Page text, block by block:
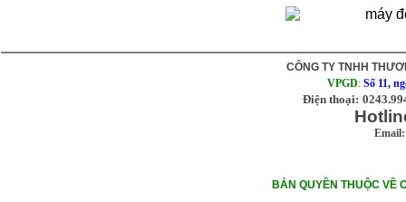
CÔNG TY TNHH
VPGD: Số 11,
Điện thoại:
Email:
BẢN QUYỀN THUỘC VỀ